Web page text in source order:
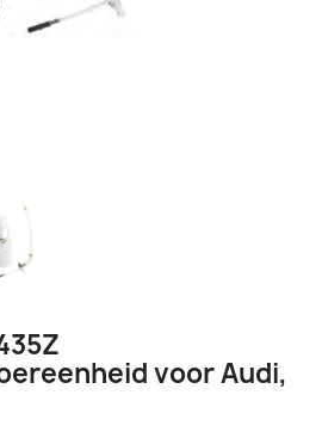
voor Audi,